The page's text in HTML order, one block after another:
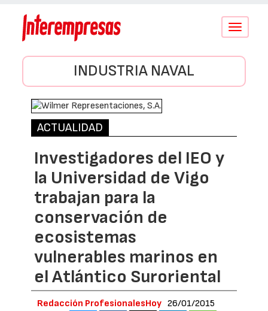
Conmutar
INDUSTRIA NAVAL
ACTUALIDAD
Investigadores del IEO y
la Universidad de Vigo
trabajan para la
conservación de
ecosistemas
vulnerables marinos en
el Atlántico Suroriental
Redacción ProfesionalesHoy 26/01/2015